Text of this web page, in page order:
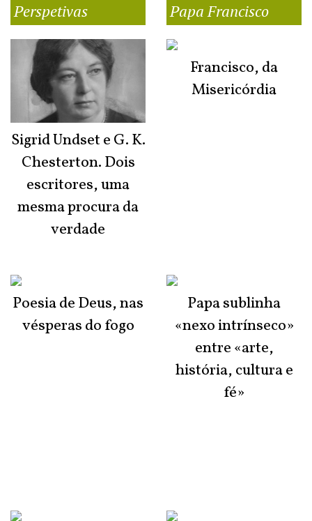
Perspetivas
Sigrid Undset e G. K.
Chesterton. Dois
escritores, uma
mesma procura da
verdade
Poesia de Deus, nas
vésperas do fogo
Papa Francisco
Francisco, da
Misericórdia
Papa sublinha
«nexo intrínseco»
entre «arte,
história, cultura e
fé»